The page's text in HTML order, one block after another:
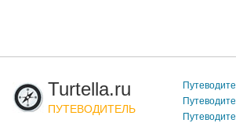
Turtella.ru
ПУТЕВОДИТЕЛЬ